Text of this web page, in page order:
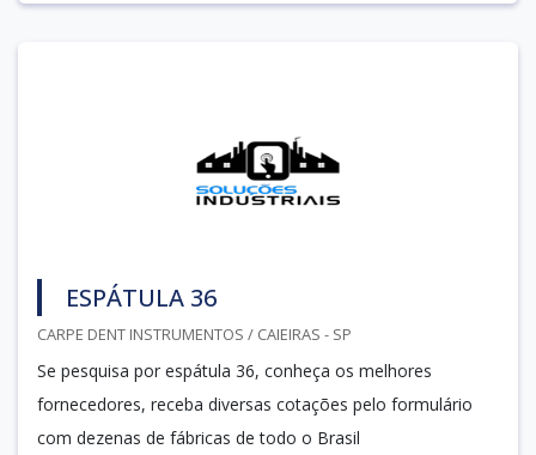
ESPÁTULA 36
CARPE DENT INSTRUMENTOS / CAIEIRAS - SP
Se pesquisa por espátula 36, conheça os melhores
fornecedores, receba diversas cotações pelo formulário
com dezenas de fábricas de todo o Brasil